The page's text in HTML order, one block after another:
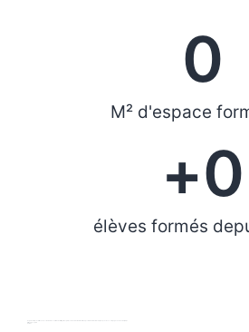
M² d'espace
0
élèves formés
+0